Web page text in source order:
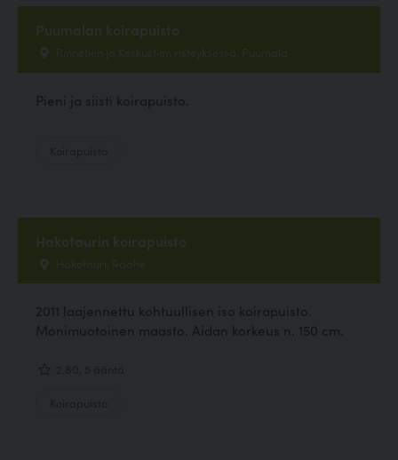
Puumalan koirapuisto
Rinnetien ja Keskustien risteyksessä, Puumala
Pieni ja siisti koirapuisto.
Hakotaurin koirapuisto
Hakotauri, Raahe
2011 laajennettu kohtuullisen iso koirapuisto.
Monimuotoinen maasto. Aidan korkeus n. 150 cm.